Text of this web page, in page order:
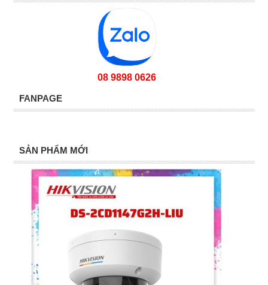
08 9898 0626
FANPAGE
SẢN PHẨM MỚI